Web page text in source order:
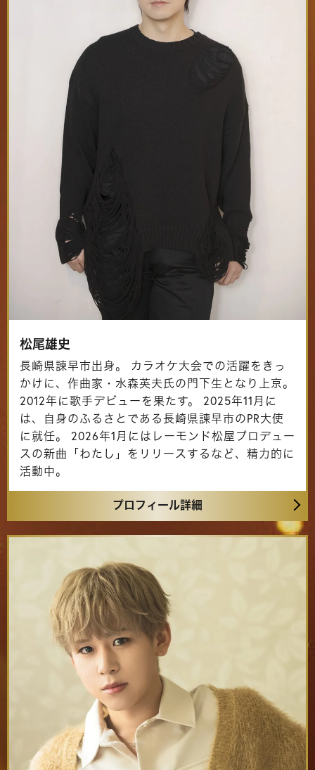
松尾雄史
長崎県諫早市出身。 カラオケ大会での活躍をきっ
かけに、作曲家・水森英夫氏の門下生となり上京。
2012年に歌手デビューを果たす。 2025年11月に
は、自身のふるさとである長崎県諫早市のPR大使
に就任。 2026年1月にはレーモンド松屋プロデュー
スの新曲「わたし」をリリースするなど、精力的に
活動中。
プロフィール詳細
すでにチケットを購入されている場合、キャンセルや
交換などは行っておりません。
公演終了後、アンケートにお答えいただきます。
0120-1014-77
年中無休/受付時間9:00〜22:00
販売期間 7/11 12:00 〜 9/28 22:00
チケット種類
決済方法 クレジットカード・口座振込
スタジアムシティアプリ
購入はこちら
販売期間 7/11 12:00 〜 9/29 23:59
チケット種類 電子チケット
決済方法
クレジットカード、PayPay、
auPay
※手数料無料
※アプリのインストール・会員登録（無料）が必
②ザ・ゴールデンステージを探し、「今すぐ購
入」を押す
③「販売中」を押す
②LINEの画面が表示されたら、「友だち追加」を
③登録完了です！
②メニューを押すと、「公演一覧を見る」「電話
番号」が表示される